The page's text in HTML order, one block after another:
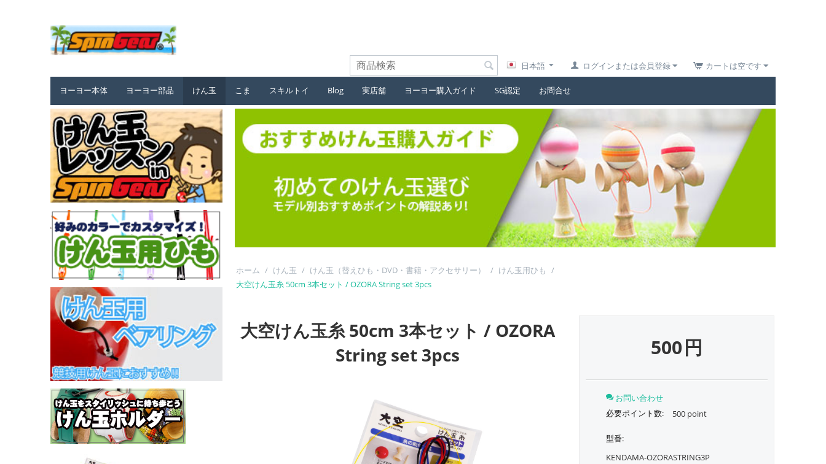
カートは空です
ログインまたは会員登録
日本語
ヨーヨー本体 ヨーヨー部品 けん玉 こま スキルトイ Blog 実店舗 ヨーヨー購入ガイド SG認定 お問合せ
ホーム / けん玉 / けん玉（替えひも・DVD・書籍・アクセサリー） / けん玉用ひも /
大空けん玉糸 50cm 3本セット / OZORA String set 3pcs
大空けん玉糸 50cm 3本セット / OZORA
String set 3pcs
500円
お問い合わせ
必要ポイント数:
500 point
型番:
KENDAMA-OZORASTRING3P